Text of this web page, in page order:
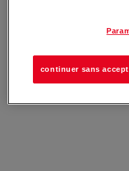
continuer sans